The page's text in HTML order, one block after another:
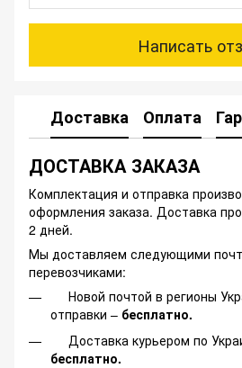
Написать
Доставка Оплата
ДОСТАВКА ЗАКАЗА
Комплектация и отправка
оформления заказа. Доставка
2 дней.
Мы доставляем следующими
перевозчиками:
Новой почтой в регионы
отправки – бесплатно.
Доставка курьером по
бесплатно.